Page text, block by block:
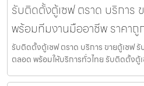
รับติดตั้งตู้เซฟ ตราด บริการ
พร้อมทีมงานมืออาชีพ ราคาถู
รับติดตั้งตู้เซฟ ตราด บริการ ขายตู้เซฟ
ตลอด พร้อมให้บริการทั่วไทย รับติดตั้งตู้